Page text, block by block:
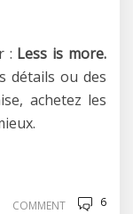
: Less is more.
détails ou des
achetez les
COMMENT 6